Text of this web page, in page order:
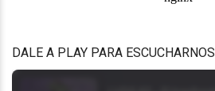
DALE A PLAY PARA ESCUCHARNOS